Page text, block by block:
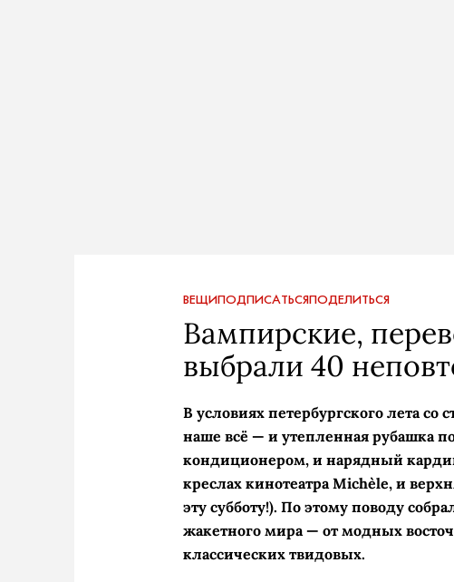
ВЕЩИПОДПИСАТЬСЯПОДЕЛИТЬСЯ
Вампирские,
выбрали 40
В условиях петербургского лета
наше всё — и утепленная рубашка
кондиционером, и нарядный
креслах кинотеатра Michèle, и
эту субботу!). По этому поводу
жакетного мира — от модных
классических твидовых.